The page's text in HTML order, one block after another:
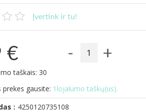
Įvertink ir tu!
€ - +
taškais: 30
prekes gausite: 1lojalumo taškų(us).
: 4250120735108